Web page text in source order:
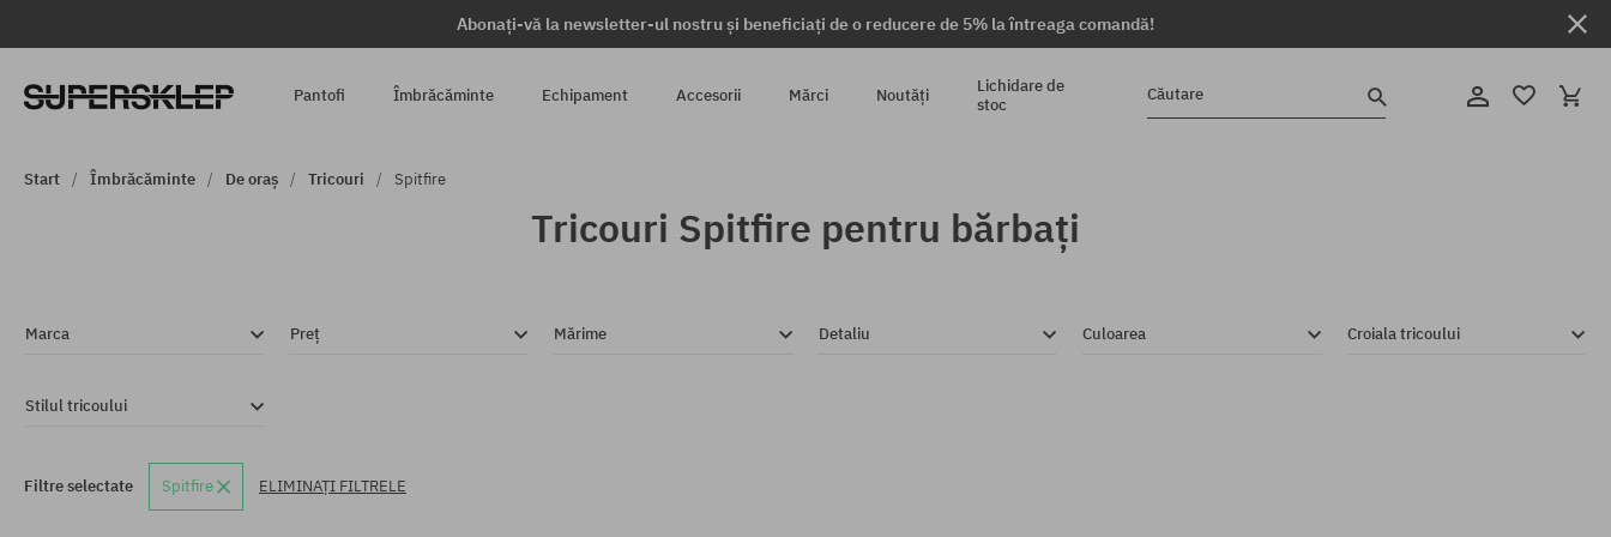
Abonați-vă la newsletter-ul nostru și beneficiați de o reducere de 5% la întreaga comandă!
Pantofi Îmbrăcăminte Echipament Accesorii Mărci Noutăți
Lichidare de
stoc
Căutare
Start Îmbrăcăminte De oraș Tricouri Spitfire
Tricouri Spitfire pentru bărbați
Marca Preț Mărime Detaliu Culoarea Croiala tricoului
Stilul tricoului
Filtre selectate Spitfire ELIMINAȚI FILTRELE